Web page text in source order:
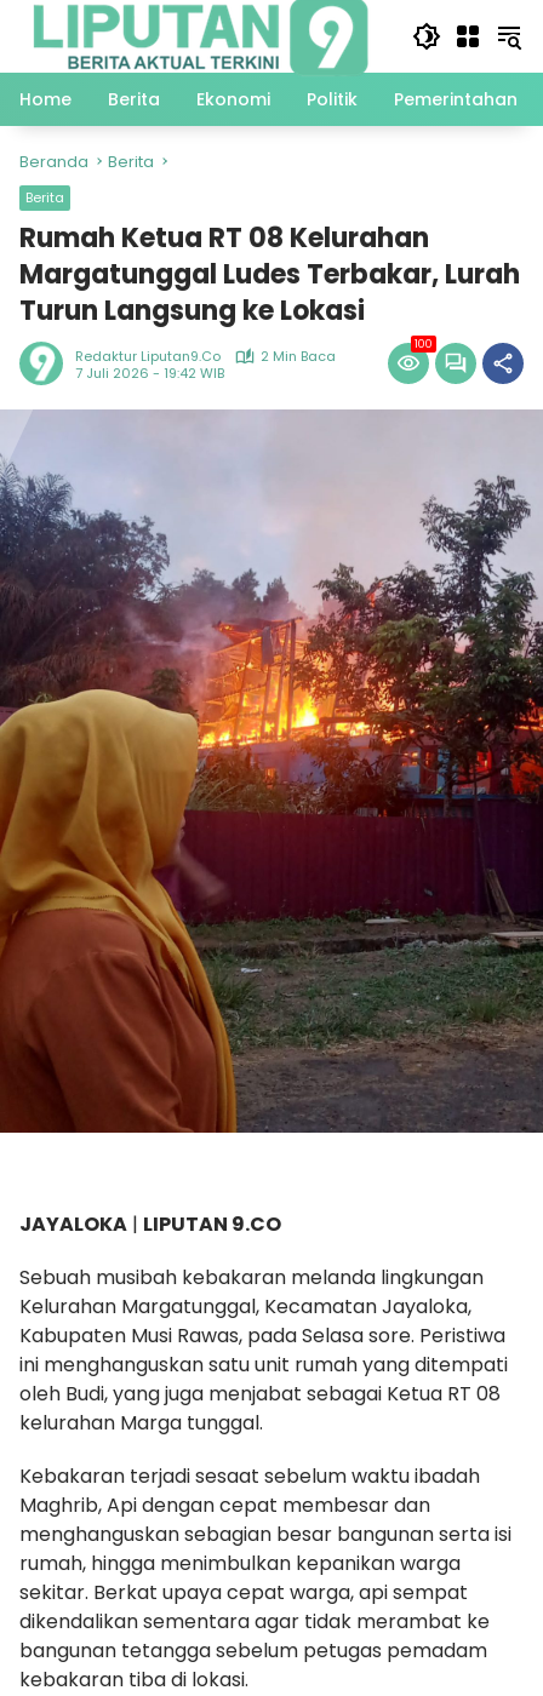
Langsung
Home
Berita Ekonomi Politik Pemerintahan
Beranda Berita
Berita
Rumah Ketua RT 08 Kelurahan
Margatunggal Ludes Terbakar, Lurah
Turun Langsung ke Lokasi
Redaktur Liputan9.co
2 Min Baca
7 Juli 2026 - 19:42 WIB
100
JAYALOKA | LIPUTAN 9.CO
Sebuah musibah kebakaran melanda lingkungan
Kelurahan Margatunggal, Kecamatan Jayaloka,
Kabupaten Musi Rawas, pada Selasa sore. Peristiwa
ini menghanguskan satu unit rumah yang ditempati
oleh Budi, yang juga menjabat sebagai Ketua RT 08
kelurahan Marga tunggal.
Kebakaran terjadi sesaat sebelum waktu ibadah
Maghrib, Api dengan cepat membesar dan
menghanguskan sebagian besar bangunan serta isi
rumah, hingga menimbulkan kepanikan warga
sekitar. Berkat upaya cepat warga, api sempat
dikendalikan sementara agar tidak merambat ke
bangunan tetangga sebelum petugas pemadam
kebakaran tiba di lokasi.